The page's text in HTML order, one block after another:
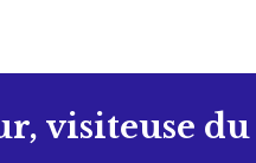
visiteuse